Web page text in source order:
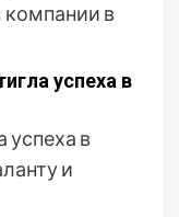
компании в
успеха в
успеха в
и